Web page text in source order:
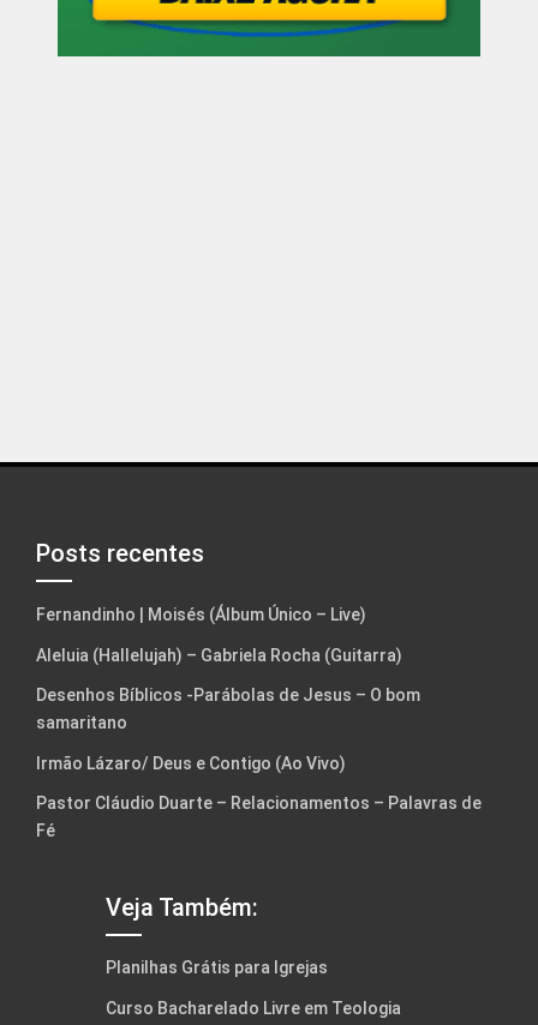
Posts recentes
Fernandinho | Moisés (Álbum Único – Live)
Aleluia (Hallelujah) – Gabriela Rocha (Guitarra)
Desenhos Bíblicos -Parábolas de Jesus – O bom
samaritano
Irmão Lázaro/ Deus e Contigo (Ao Vivo)
Pastor Cláudio Duarte – Relacionamentos – Palavras de
Fé
Veja Também:
Planilhas Grátis para Igrejas
Curso Bacharelado Livre em Teologia